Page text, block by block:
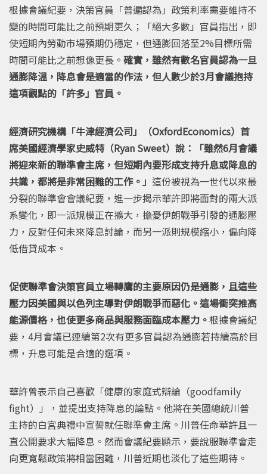
根據會議紀要，決策官員「普遍認為」政策利率需要維持不
變的時間可能比之前預期更久；「絕大多數」官員指出，即
使短期內勞動市場預期仍穩定，但通膨回落至2%目標所需
時間可能比之前想像更長。 確實，雖然有數名官員認為一旦
通膨降溫，降息會是適當的作法，但人數少於3月會議抱持
這項觀點的「許多」官員。
經濟研究機構「牛津經濟公司」（OxfordEconomics）首
席美國經濟學家史威特（Ryan Sweet）說：「雖然6月會議
將迎來新的聯準會主席，但短期內要形成支持升息或降息的
共識，都將是非常困難的工作。」 這份被視為一世代以來最
分裂的聯準會會議紀要，進一步揭示華許即將面對的兩大派
系變化，即一派規模正在擴大，擔憂伊朗戰爭引發的通膨壓
力，反對任何未來降息討論，而另一派則規模縮小，偏向降
低借貸成本。
促使聯準會決策官員立場轉鷹的主要原因仍是通膨，且這些
壓力因美國與以色列主導對伊朗戰爭而惡化。這場衝突推高
能源價格，也使更多商品與服務面臨成本壓力。根據會議紀
要，4月會議已連續第2次有更多官員認為通膨若持續高於目
標，升息可能是合適的選項。
華許曾表示自己喜歡「健康的家庭式辯論（goodfamily
fight）」，並提出支持降息的論點。他將在美國總統川普
主持的白宮典禮中宣誓就任聯準會主席。川普任命華許且一
直公開要求大幅降息。然而會議紀要顯示，要說服聯準會走
向更寬鬆政策將相當困難，川普近期也淡化了這些期待。